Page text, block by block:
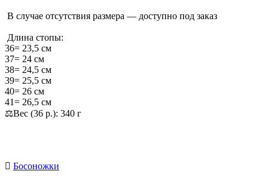
В случае отсутствия размера — доступно под заказ
Длина стопы:
36= 23,5 см
37= 24 см
38= 24,5 см
39= 25,5 см
40= 26 см
41= 26,5 см
⚖️Вес (36 р.): 340 г
Босоножки